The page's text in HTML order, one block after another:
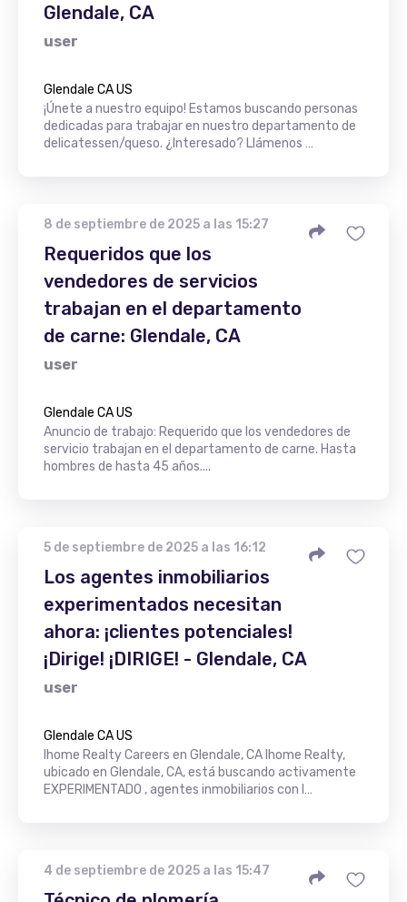
Glendale, CA
user
Glendale CA US
¡Únete a nuestro equipo! Estamos buscando personas
dedicadas para trabajar en nuestro departamento de
delicatessen/queso. ¿Interesado? Llámenos …
8 de septiembre de 2025 a las 15:27
Requeridos que los
vendedores de servicios
trabajan en el departamento
de carne: Glendale, CA
user
Glendale CA US
Anuncio de trabajo: Requerido que los vendedores de
servicio trabajan en el departamento de carne. Hasta
hombres de hasta 45 años....
5 de septiembre de 2025 a las 16:12
Los agentes inmobiliarios
experimentados necesitan
ahora: ¡clientes potenciales!
¡Dirige! ¡DIRIGE! - Glendale, CA
user
Glendale CA US
Ihome Realty Careers en Glendale, CA Ihome Realty,
ubicado en Glendale, CA, está buscando activamente
EXPERIMENTADO , agentes inmobiliarios con l…
4 de septiembre de 2025 a las 15:47